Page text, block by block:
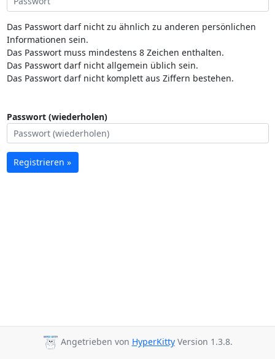
Das Passwort darf nicht zu ähnlich zu anderen persönlichen
Informationen sein.
Das Passwort muss mindestens 8 Zeichen enthalten.
Das Passwort darf nicht allgemein üblich sein.
Das Passwort darf nicht komplett aus Ziffern bestehen.
Passwort (wiederholen)
Registrieren »
Angetrieben von HyperKittyVersion 1.3.8.